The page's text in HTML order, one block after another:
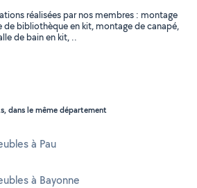
réalisées par nos membres : montage
de bibliothèque en kit, montage de canapé,
de bain en kit, ..
dans le même département
à Pau
à Bayonne